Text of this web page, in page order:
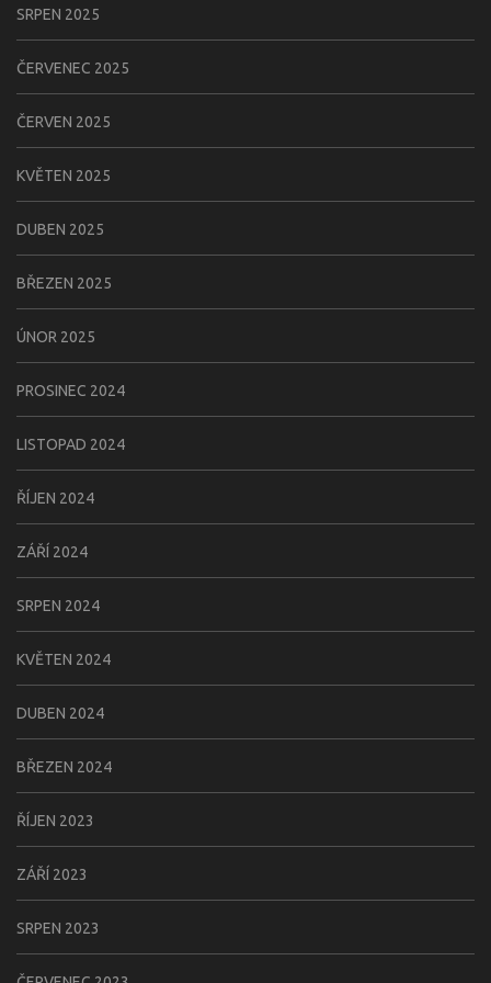
SRPEN 2025
ČERVENEC 2025
ČERVEN 2025
KVĚTEN 2025
DUBEN 2025
BŘEZEN 2025
ÚNOR 2025
PROSINEC 2024
LISTOPAD 2024
ŘÍJEN 2024
ZÁŘÍ 2024
SRPEN 2024
KVĚTEN 2024
DUBEN 2024
BŘEZEN 2024
ŘÍJEN 2023
ZÁŘÍ 2023
SRPEN 2023